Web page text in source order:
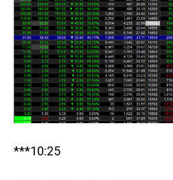
***10:25